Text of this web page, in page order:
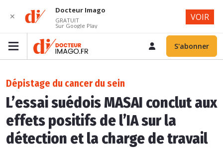
S'abonner
Dépistage du cancer du sein
L’essai suédois MASAI conclut aux
effets positifs de l’IA sur la
détection et la charge de travail
✕
Docteur Imago
GRATUIT
Sur Google Play
VOIR